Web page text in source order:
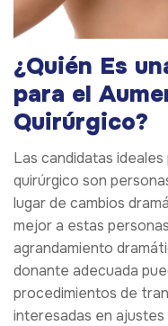
¿Quién Es
para el
Quirúrgico?
Las candidatas
quirúrgico son
lugar de cambios
mejor a estas
agrandamiento
donante adecuada
procedimientos de
interesadas en